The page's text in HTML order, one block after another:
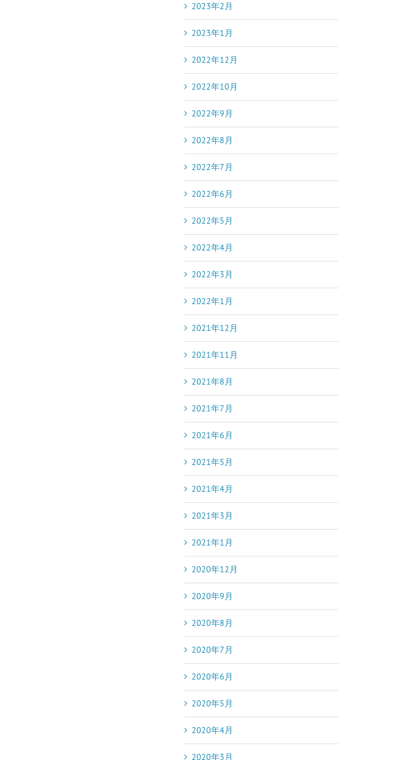
2023年2月
2023年1月
2022年12月
2022年10月
2022年9月
2022年8月
2022年7月
2022年6月
2022年5月
2022年4月
2022年3月
2022年1月
2021年12月
2021年11月
2021年8月
2021年7月
2021年6月
2021年5月
2021年4月
2021年3月
2021年1月
2020年12月
2020年9月
2020年8月
2020年7月
2020年6月
2020年5月
2020年4月
2020年3月